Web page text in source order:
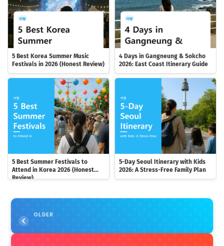
5 Best Korea Summer Music
Festivals in 2026 (Honest Review)
4 Days in Gangneung & Sokcho
2026: East Coast Itinerary Guide
5 Best Summer Festivals to
Attend in Korea 2026 (Honest
Review)
5-Day Seoul Itinerary with Kids
2026: A Stress-Free Family Plan
OLDER